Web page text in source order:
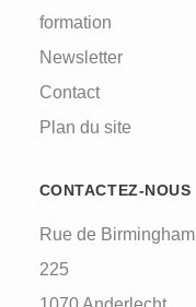
formation
Newsletter
Contact
Plan du site
CONTACTEZ-NOUS
Rue de Birmingham
225